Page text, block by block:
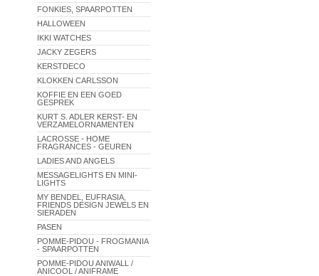
FONKIES, SPAARPOTTEN
HALLOWEEN
IKKI WATCHES
JACKY ZEGERS
KERSTDECO
KLOKKEN CARLSSON
KOFFIE EN EEN GOED
GESPREK
KURT S. ADLER KERST- EN
VERZAMELORNAMENTEN
LACROSSE - HOME
FRAGRANCES - GEUREN
LADIES AND ANGELS
MESSAGELIGHTS EN MINI-
LIGHTS
MY BENDEL, EUFRASIA,
FRIENDS DESIGN JEWELS EN
SIERADEN
PASEN
POMME-PIDOU - FROGMANIA
- SPAARPOTTEN
POMME-PIDOU ANIWALL /
ANICOOL / ANIFRAME